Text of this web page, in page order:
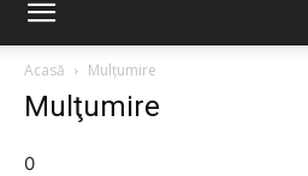
Acasă
Mulţumire
Mulţumire
0